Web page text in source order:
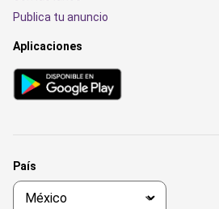
Publica tu anuncio
Aplicaciones
País